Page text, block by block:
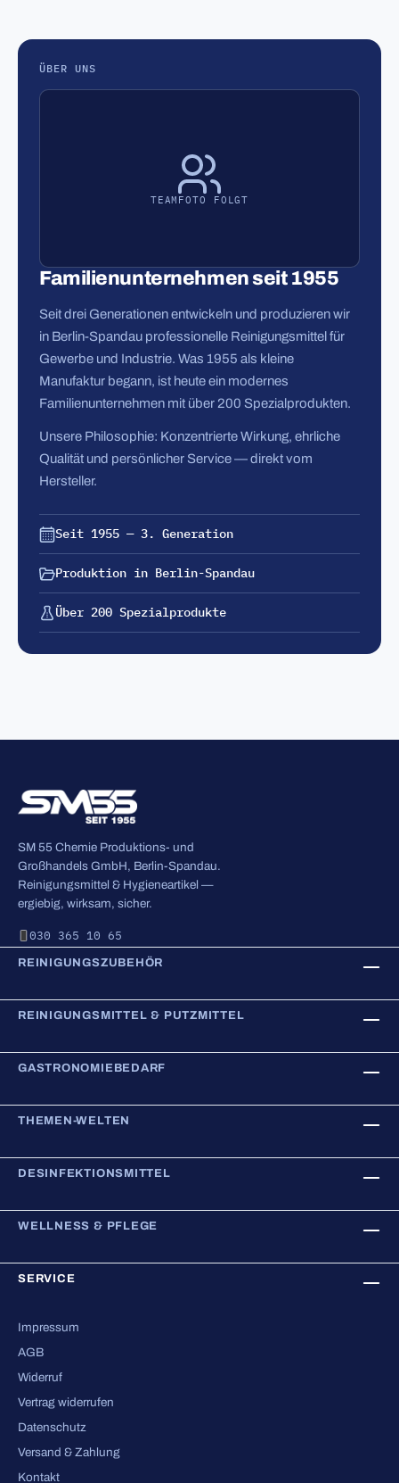
ÜBER UNS
TEAMFOTO FOLGT
Familienunternehmen seit 1955
Seit drei Generationen entwickeln und produzieren wir
in Berlin-Spandau professionelle Reinigungsmittel für
Gewerbe und Industrie. Was 1955 als kleine
Manufaktur begann, ist heute ein modernes
Familienunternehmen mit über 200 Spezialprodukten.
Unsere Philosophie: Konzentrierte Wirkung, ehrliche
Qualität und persönlicher Service — direkt vom
Hersteller.
Seit 1955 — 3. Generation
Produktion in Berlin-Spandau
Über 200 Spezialprodukte
SM 55 Chemie Produktions- und
Großhandels GmbH, Berlin-Spandau.
Reinigungsmittel & Hygieneartikel —
ergiebig, wirksam, sicher.
030 365 10 65
REINIGUNGSZUBEHÖR
REINIGUNGSMITTEL & PUTZMITTEL
GASTRONOMIEBEDARF
THEMEN-WELTEN
DESINFEKTIONSMITTEL
WELLNESS & PFLEGE
SERVICE
Impressum
AGB
Widerruf
Vertrag widerrufen
Datenschutz
Versand & Zahlung
Kontakt